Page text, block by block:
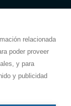
relacionada
poder proveer
y para
y publicidad